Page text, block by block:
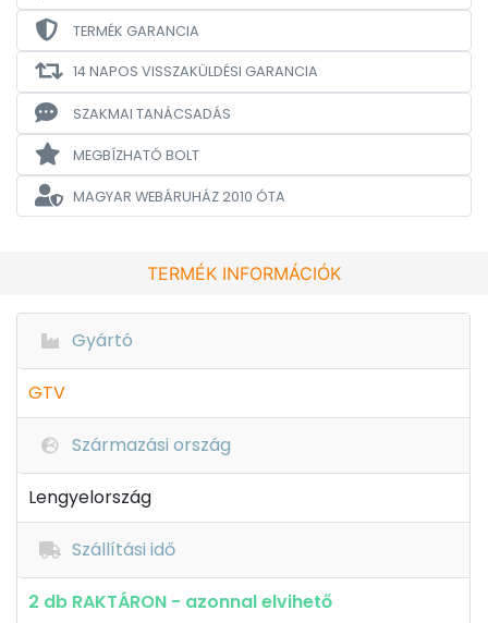
TERMÉK GARANCIA
14 NAPOS VISSZAKÜLDÉSI GARANCIA
SZAKMAI TANÁCSADÁS
MEGBÍZHATÓ BOLT
MAGYAR WEBÁRUHÁZ2010 ÓTA
TERMÉK INFORMÁCIÓK
Gyártó
GTV
Származási ország
Lengyelország
Szállítási idő
2 db RAKTÁRON - azonnal elvihető